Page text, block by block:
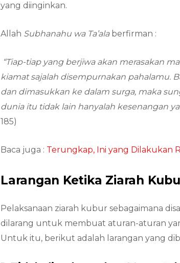
yang diinginkan.
Allah Subhanahu wa Ta’ala berfirman :
“Tiap-tiap yang berjiwa akan merasakan
kiamat sajalah disempurnakan pahalamu.
dan dimasukkan ke dalam surga, maka
dunia itu tidak lain hanyalah kesenangan
185)
Baca juga : Terungkap, Ini yang Dilakukan
Larangan Ketika Ziarah
Pelaksanaan ziarah kubur sebagaimana
dilarang untuk membuat aturan-aturan
Untuk itu, berikut adalah larangan yang